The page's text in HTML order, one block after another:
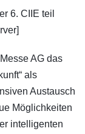
6. CIIE teil
AG das
als
Austausch
Möglichkeiten
intelligenten